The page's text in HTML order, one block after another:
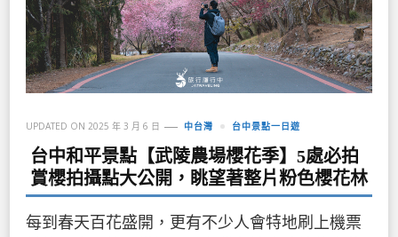
UPDATED ON 2025 年 3 月 6 日 中台灣 台中景點一日遊
台中和平景點【武陵農場櫻花季】5處必拍
賞櫻拍攝點大公開，眺望著整片粉色櫻花林
每到春天百花盛開，更有不少人會特地刷上機票